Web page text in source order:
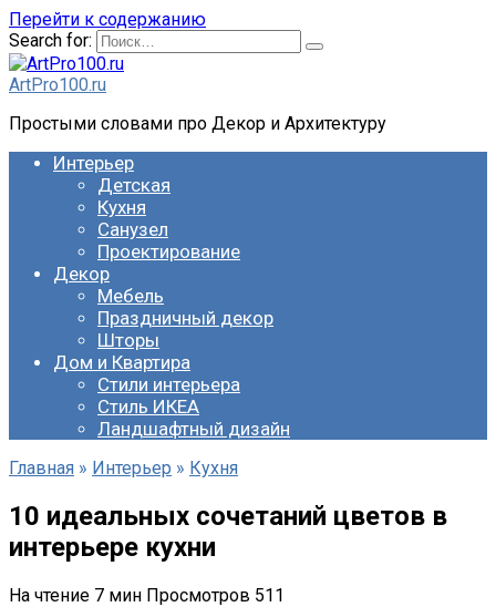
Перейти к содержанию
Search for:
ArtPro100.ru
Простыми словами про Декор и Архитектуру
Интерьер
Детская
Кухня
Санузел
Проектирование
Декор
Мебель
Праздничный декор
Шторы
Дом и Квартира
Стили интерьера
Стиль ИКЕА
Ландшафтный дизайн
Главная » Интерьер » Кухня
10 идеальных сочетаний цветов в
интерьере кухни
На чтение 7 мин Просмотров 511